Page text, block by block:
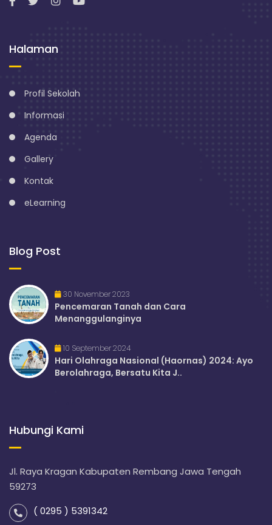
Halaman
Profil Sekolah
Informasi
Agenda
Gallery
Kontak
eLearning
Blog Post
30 November 2023
Pencemaran Tanah dan Cara
Menanggulanginya
10 September 2024
Hari Olahraga Nasional (Haornas) 2024: Ayo
Berolahraga, Bersatu Kita J..
Hubungi Kami
Jl. Raya Kragan Kabupaten Rembang Jawa Tengah
59273
( 0295 ) 5391342